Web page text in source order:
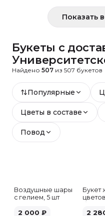
Показать
Букеты с
Найдено 507 из 507 букетов
Популярные
Цветы в составе
Повод
Воздушные шары
с гелием, 5 шт
2 000 ₽
Букет
2